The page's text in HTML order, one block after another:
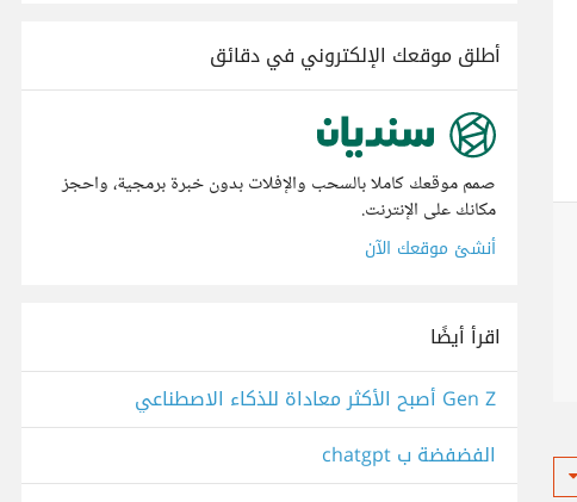
أطلق موقعك الإلكتروني في دقائق
صمم موقعك كاملا بالسحب والإفلات بدون خبرة برمجية، واحجز
مكانك على الإنترنت.
أنشئ موقعك الآن
اقرأ أيضًا
Gen Z أصبح الأكثر معاداة للذكاء الاصطناعي
الفضفضة ب chatgpt